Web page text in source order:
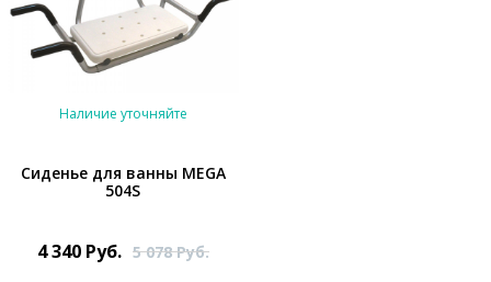
Наличие уточняйте
Сиденье для ванны MEGA
504S
4 340 Руб. 5 078Руб.